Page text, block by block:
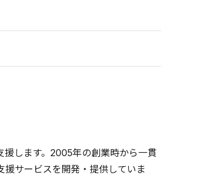
します。2005年の創業時から一貫
サービスを開発・提供していま